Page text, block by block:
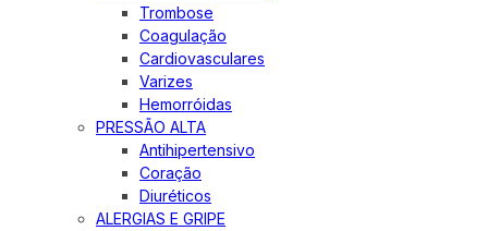
Trombose
Coagulação
Cardiovasculares
Varizes
Hemorróidas
PRESSÃO ALTA
Antihipertensivo
Coração
Diuréticos
ALERGIAS E GRIPE